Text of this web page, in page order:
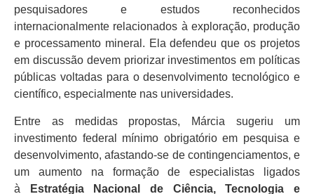
pesquisadores e estudos reconhecidos
internacionalmente relacionados à exploração, produção
e processamento mineral. Ela defendeu que os projetos
em discussão devem priorizar investimentos em políticas
públicas voltadas para o desenvolvimento tecnológico e
científico, especialmente nas universidades.
Entre as medidas propostas, Márcia sugeriu um
investimento federal mínimo obrigatório em pesquisa e
desenvolvimento, afastando-se de contingenciamentos, e
um aumento na formação de especialistas ligados
à
Estratégia Nacional de Ciência, Tecnologia e